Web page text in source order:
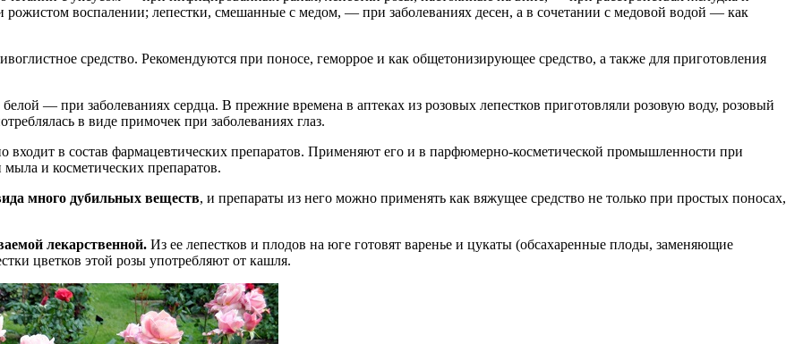
рожистом воспалении; лепестки, смешанные с медом, — при заболеваниях десен, а в сочетании с медовой водой — как
средство. Рекомендуются при поносе, геморрое и как общетонизирующее средство, а также для приготовления
— при заболеваниях сердца. В прежние времена в аптеках из розовых лепестков приготовляли розовую воду, розовый
в виде примочек при заболеваниях глаз.
входит в состав фармацевтических препаратов. Применяют его и в парфюмерно-косметической промышленности при
и косметических препаратов.
много дубильных веществ, и препараты из него можно применять как вяжущее средство не только при простых поносах,
лекарственной. Из ее лепестков и плодов на юге готовят варенье и цукаты (обсахаренные плоды, заменяющие
цветков этой розы употребляют от кашля.